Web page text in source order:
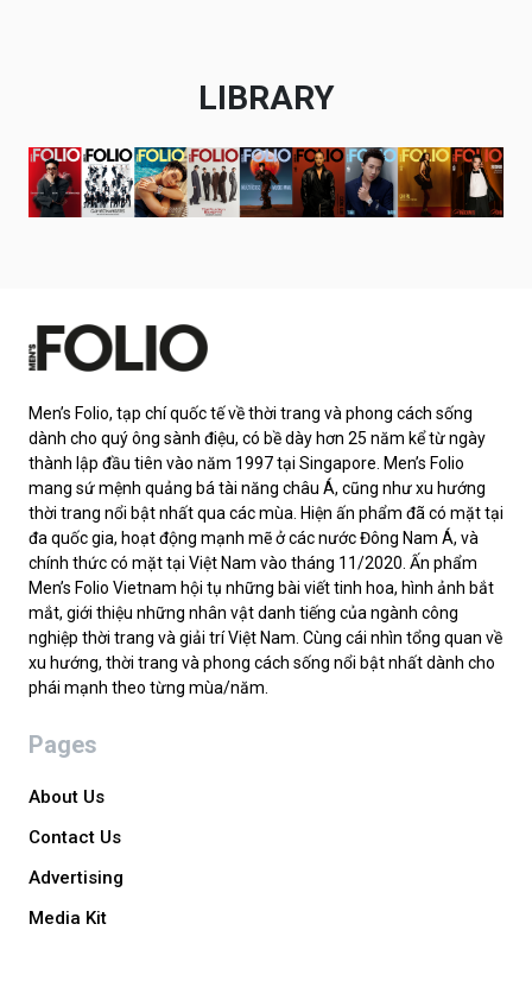
LIBRARY
Men’s Folio, tạp chí quốc tế về thời trang và phong cách sống
dành cho quý ông sành điệu, có bề dày hơn 25 năm kể từ ngày
thành lập đầu tiên vào năm 1997 tại Singapore. Men’s Folio
mang sứ mệnh quảng bá tài năng châu Á, cũng như xu hướng
thời trang nổi bật nhất qua các mùa. Hiện ấn phẩm đã có mặt tại
đa quốc gia, hoạt động mạnh mẽ ở các nước Đông Nam Á, và
chính thức có mặt tại Việt Nam vào tháng 11/2020. Ấn phẩm
Men’s Folio Vietnam hội tụ những bài viết tinh hoa, hình ảnh bắt
mắt, giới thiệu những nhân vật danh tiếng của ngành công
nghiệp thời trang và giải trí Việt Nam. Cùng cái nhìn tổng quan về
xu hướng, thời trang và phong cách sống nổi bật nhất dành cho
phái mạnh theo từng mùa/năm.
Pages
About Us
Contact Us
Advertising
Media Kit